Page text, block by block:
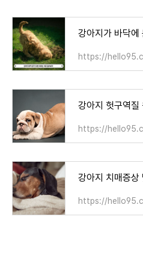
강아지가 바닥에
https://
강아지 헛구역질
https://
https://